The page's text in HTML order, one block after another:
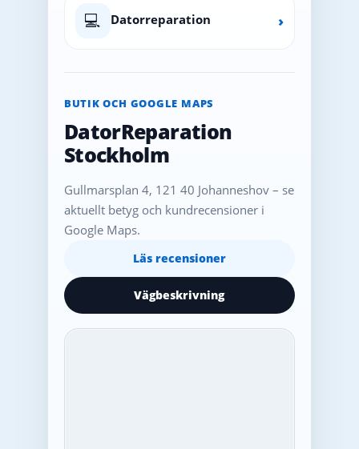
💻 Datorreparation ›
BUTIK OCH GOOGLE MAPS
DatorReparation
Stockholm
Gullmarsplan 4, 121 40 Johanneshov – se
aktuellt betyg och kundrecensioner i
Google Maps.
Läs recensioner
Vägbeskrivning